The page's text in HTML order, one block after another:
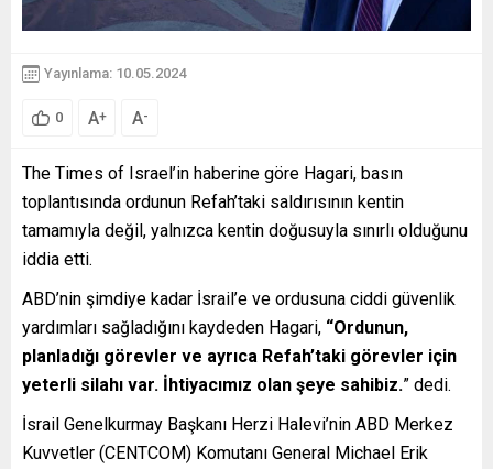
Yayınlama: 10.05.2024
0 A+ A-
The Times of Israel’in haberine göre Hagari, basın
toplantısında ordunun Refah’taki saldırısının kentin
tamamıyla değil, yalnızca kentin doğusuyla sınırlı olduğunu
iddia etti.
ABD’nin şimdiye kadar İsrail’e ve ordusuna ciddi güvenlik
yardımları sağladığını kaydeden Hagari, “Ordunun,
planladığı görevler ve ayrıca Refah’taki görevler için
yeterli silahı var. İhtiyacımız olan şeye sahibiz.” dedi.
İsrail Genelkurmay Başkanı Herzi Halevi’nin ABD Merkez
Kuvvetler (CENTCOM) Komutanı General Michael Erik